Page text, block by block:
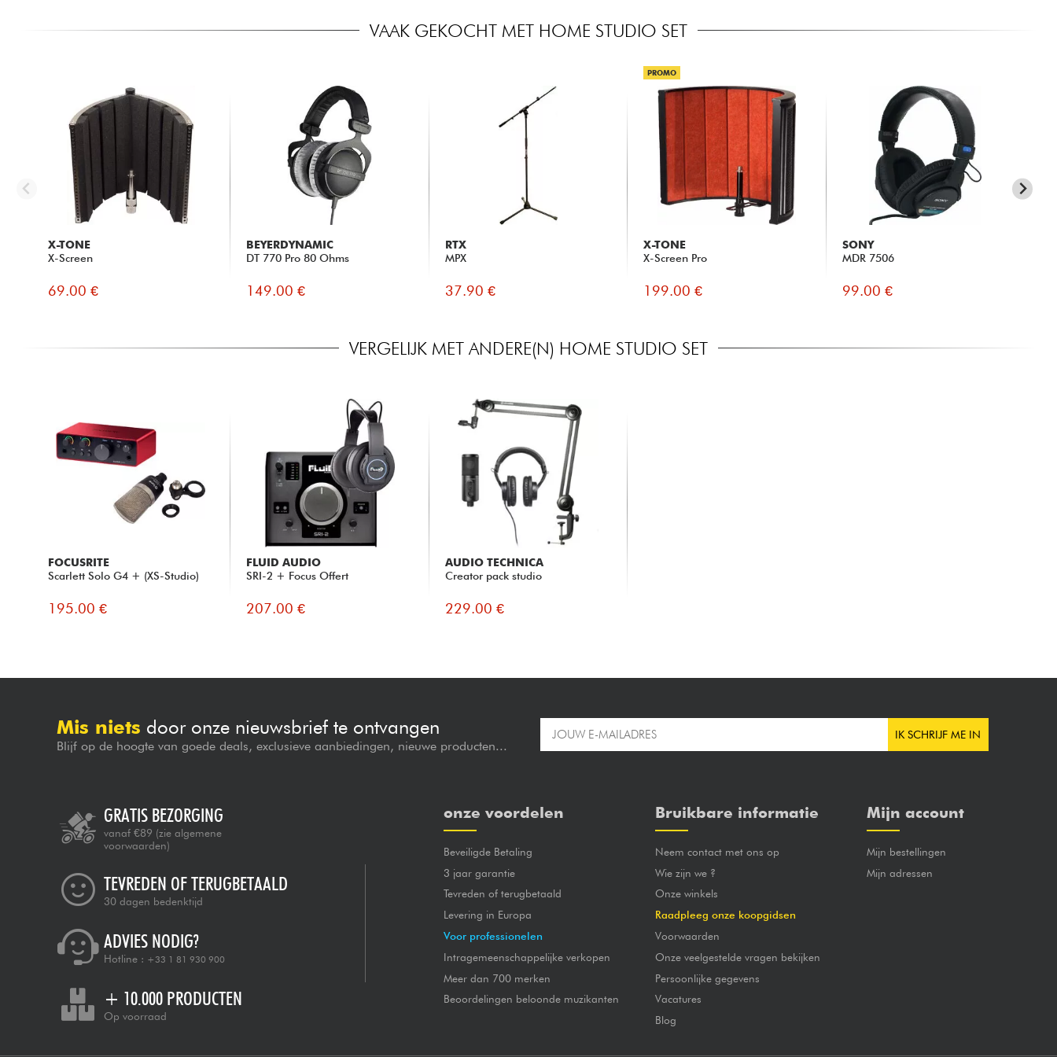
VAAK GEKOCHT MET HOME STUDIO SET
X-TONE
X-Screen
69.00 €
BEYERDYNAMIC
DT 770 Pro 80 Ohms
149.00 €
RTX
MPX
37.90 €
PROMO
X-TONE
X-Screen Pro
199.00 €
SONY
MDR 7506
99.00 €
VERGELIJK MET ANDERE(N) HOME STUDIO SET
FOCUSRITE
Scarlett Solo G4 + (XS-Studio)
195.00 €
FLUID AUDIO
SRI-2 + Focus Offert
207.00 €
AUDIO TECHNICA
Creator pack studio
229.00 €
Mis niets door onze nieuwsbrief te ontvangen
Blijf op de hoogte van goede deals, exclusieve aanbiedingen, nieuwe producten...
IK SCHRIJF ME IN
GRATIS BEZORGING
vanaf €89 (zie algemene
voorwaarden)
TEVREDEN OF TERUGBETAALD
30 dagen bedenktijd
ADVIES NODIG?
Hotline : +33 1 81 930 900
+ 10.000 PRODUCTEN
Op voorraad
onze voordelen
Beveiligde Betaling
3 jaar garantie
Tevreden of terugbetaald
Levering in Europa
Voor professionelen
Intragemeenschappelijke verkopen
Meer dan 700 merken
Beoordelingen beloonde muzikanten
Bruikbare informatie
Neem contact met ons op
Wie zijn we ?
Onze winkels
Raadpleeg onze koopgidsen
Voorwaarden
Onze veelgestelde vragen bekijken
Persoonlijke gegevens
Vacatures
Blog
Mijn account
Mijn bestellingen
Mijn adressen